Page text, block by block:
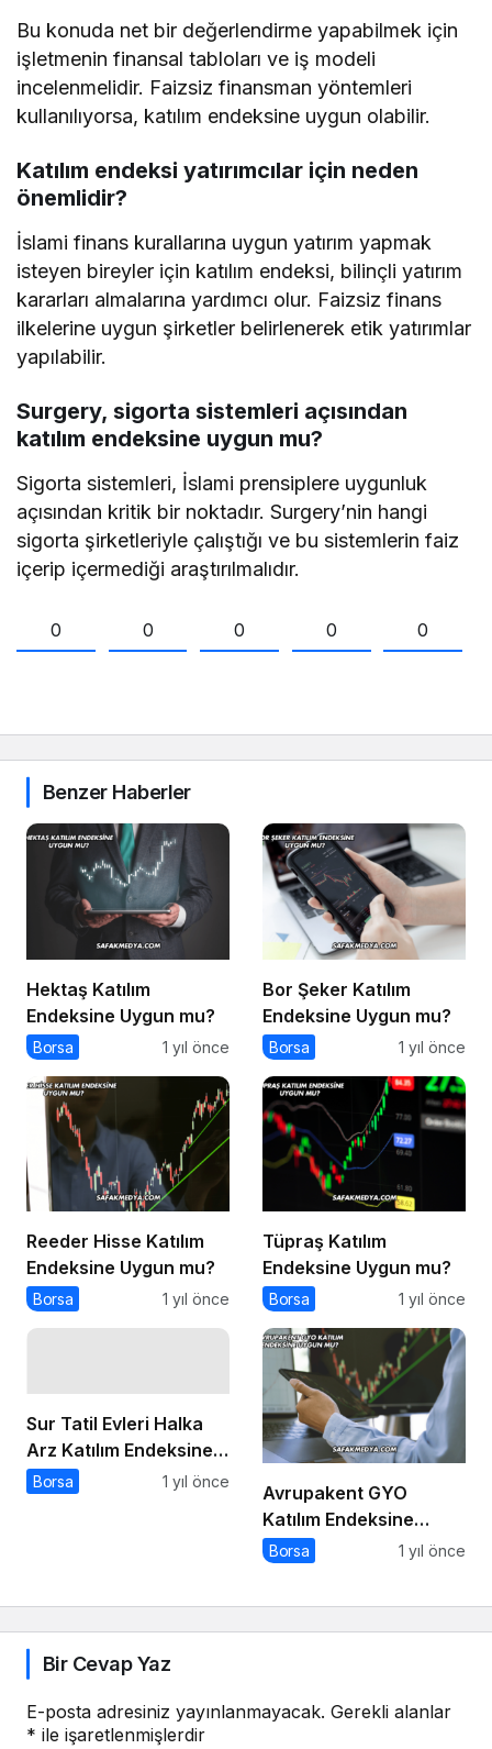
Bu konuda net bir değerlendirme yapabilmek için
işletmenin finansal tabloları ve iş modeli
incelenmelidir. Faizsiz finansman yöntemleri
kullanılıyorsa, katılım endeksine uygun olabilir.
Katılım endeksi yatırımcılar için neden
önemlidir?
İslami finans kurallarına uygun yatırım yapmak
isteyen bireyler için katılım endeksi, bilinçli yatırım
kararları almalarına yardımcı olur. Faizsiz finans
ilkelerine uygun şirketler belirlenerek etik yatırımlar
yapılabilir.
Surgery, sigorta sistemleri açısından
katılım endeksine uygun mu?
Sigorta sistemleri, İslami prensiplere uygunluk
açısından kritik bir noktadır. Surgery’nin hangi
sigorta şirketleriyle çalıştığı ve bu sistemlerin faiz
içerip içermediği araştırılmalıdır.
0 0 0 0 0
Benzer Haberler
Hektaş Katılım
Endeksine Uygun mu?
Borsa 1 yıl önce
Bor Şeker Katılım
Endeksine Uygun mu?
Borsa 1 yıl önce
Reeder Hisse Katılım
Endeksine Uygun mu?
Borsa 1 yıl önce
Tüpraş Katılım
Endeksine Uygun mu?
Borsa 1 yıl önce
Sur Tatil Evleri Halka
Arz Katılım Endeksine
Uygun mu?
Borsa 1 yıl önce
Avrupakent GYO
Katılım Endeksine
Uygun mu?
Borsa 1 yıl önce
Bir Cevap Yaz
E-posta adresiniz yayınlanmayacak. Gerekli alanlar
* ile işaretlenmişlerdir